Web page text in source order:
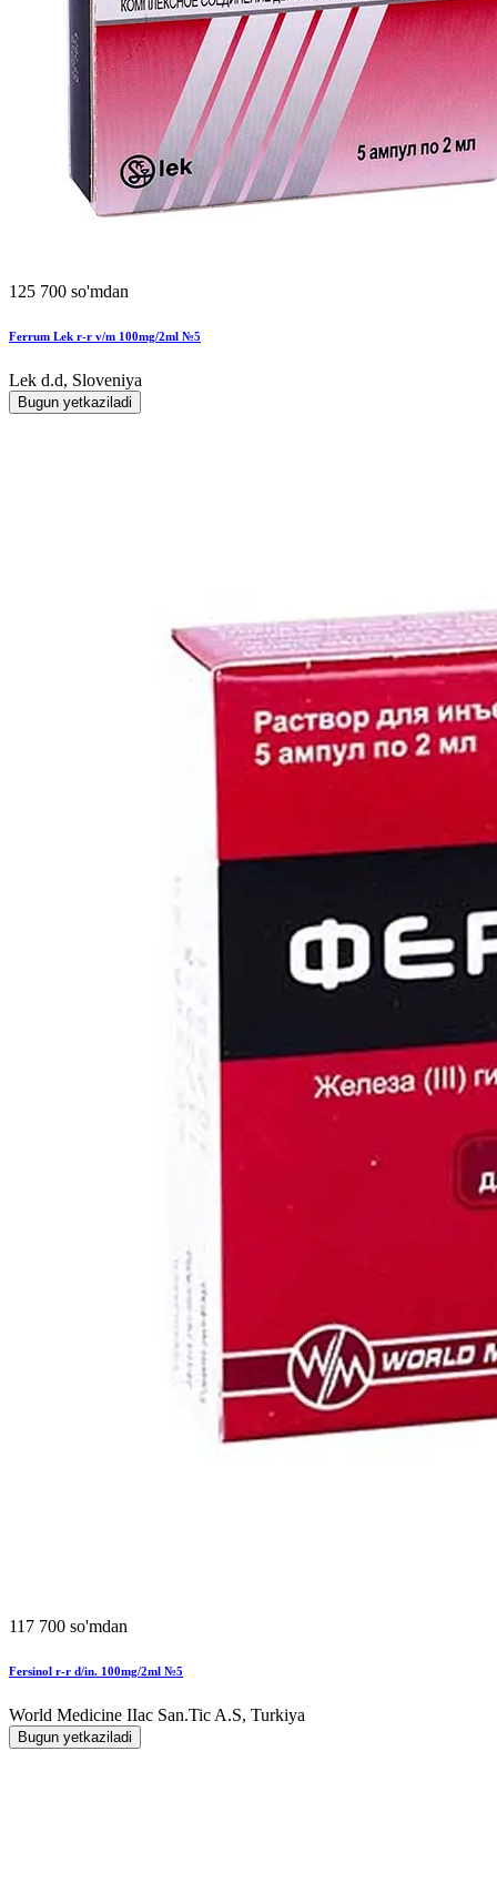
125 700 so'mdan
Ferrum Lek r-r v/m 100mg/2ml №5
Lek d.d, Sloveniya
Bugun yetkaziladi
117 700 so'mdan
Fersinol r-r d/in. 100mg/2ml №5
World Мedicine IIac San.Tic A.S, Turkiya
Bugun yetkaziladi